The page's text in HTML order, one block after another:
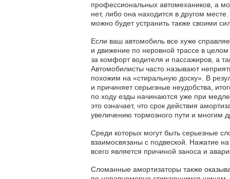
профессиональных автомехаников, а
нет, либо она находится в другом
можно будет устранить также своими
Если ваш автомобиль все хуже
и движение по неровной трассе в целом
за комфорт водителя и пассажиров, а
Автомобилисты часто называют
похожим на «стиральную доску». В
и причиняет серьезные неудобства,
по ходу езды начинаются уже при
это означает, что срок действия
увеличению тормозного пути и многим
Среди которых могут быть серьезные
взаимосвязаны с подвеской. Нажатие
всего является причиной заноса и
Сломанные амортизаторы также